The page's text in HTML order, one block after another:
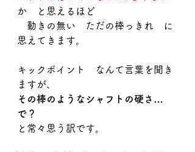
か　と思えるほど
動きの無い　ただの棒っきれ　に
思えてきます。
キックポイント　なんて言葉を聞き
ますが、
その棒のようなシャフトの硬さ…
で？
と常々思う訳です。